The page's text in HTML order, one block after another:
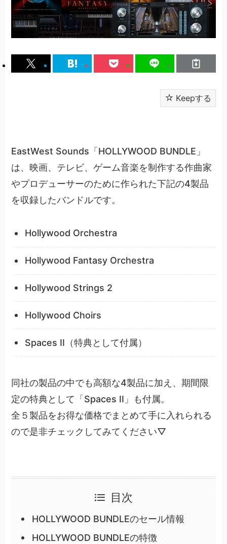
Keepする
EastWest Sounds「HOLLYWOOD BUNDLE」
は、映画、テレビ、ゲーム音楽を制作する作曲家
やプロデューサーのために作られた下記の4製品
を収録したバンドルです。
Hollywood Orchestra
Hollywood Fantasy Orchestra
Hollywood Strings 2
Hollywood Choirs
Spaces II（特典として付属）
同社の製品の中でも高額な4製品に加え、期間限
定の特典として「Spaces II」も付属。
全５製品をお得な価格でまとめて手に入れられる
ので是非チェックしてみてください▽
目次
HOLLYWOOD BUNDLEのセール情報
HOLLYWOOD BUNDLEの特徴